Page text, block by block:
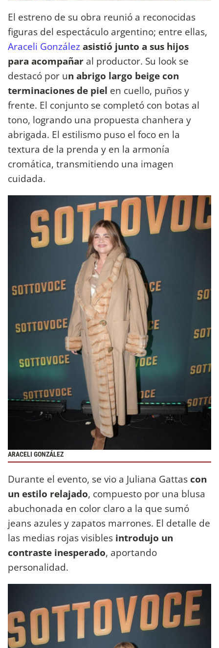
El estreno de su obra reunió a reconocidas
figuras del espectáculo argentino; entre ellas,
Araceli Gonzálezasistió junto a sus hijos
para acompañar al productor. Su look se
destacó por un abrigo largo beige con
terminaciones de piel en cuello, puños y
frente. El conjunto se completó con botas al
tono, logrando una propuesta chanhera y
abrigada. El estilismo puso el foco en la
textura de la prenda y en la armonía
cromática, transmitiendo una imagen
cuidada.
ARACELI GONZÁLEZ
Durante el evento, se vio a Juliana Gattas con
un estilo relajado, compuesto por una blusa
abuchonada en color claro a la que sumó
jeans azules y zapatos marrones. El detalle de
las medias rojas visibles introdujo un
contraste inesperado, aportando
personalidad.